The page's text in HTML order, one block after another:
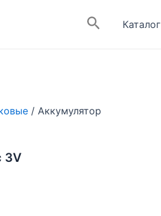
ПоискКаталог
/ Аккумулятор
3V